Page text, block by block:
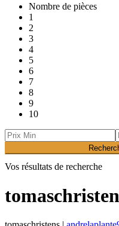
Nombre de pièces
1
2
3
4
5
6
7
8
9
10
Vos résultats de recherche